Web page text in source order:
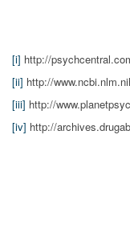
[i] http://
[ii] http://
[iii] http://
[iv] http://